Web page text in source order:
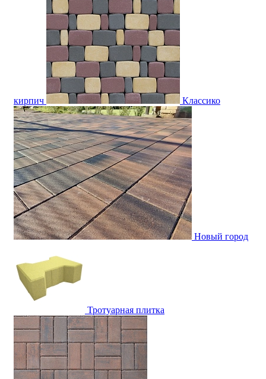
кирпич Классико
Новый город
Тротуарная плитка